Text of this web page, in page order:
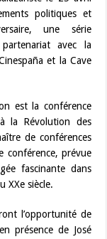
politiques et
une série
avec la
et la Cave
est la conférence
la Révolution des
de conférences
conférence, prévue
fascinante dans
XXe siècle.
l’opportunité de
présence de José